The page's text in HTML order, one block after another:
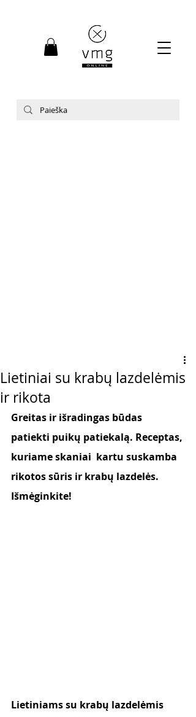
Lietiniai su krabų lazdelėmis
ir rikota
Greitas ir išradingas būdas
patiekti puikų patiekalą. Receptas,
kuriame skaniai  kartu suskamba
rikotos sūris ir krabų lazdelės.
Išmėginkite!
Lietiniams su krabų lazdelėmis